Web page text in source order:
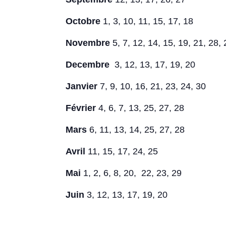
Octobre 1, 3, 10, 11, 15, 17, 18
Novembre 5, 7, 12, 14, 15, 19, 21, 28,
Decembre 3, 12, 13, 17, 19, 20
Janvier 7, 9, 10, 16, 21, 23, 24, 30
Février4, 6, 7, 13, 25, 27, 28
Mars 6, 11, 13, 14, 25, 27, 28
Avril 11, 15, 17, 24, 25
Mai 1, 2, 6, 8, 20, 22, 23, 29
Juin 3, 12, 13, 17, 19, 20